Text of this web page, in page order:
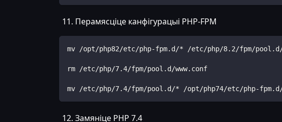
Перамясціце канфігурацыі PHP-FPM
mv /opt/php82/etc/php-fpm.d/* /etc/php/8.2/fpm/
rm /etc/php/7.4/fpm/pool.d/www.conf
mv /etc/php/7.4/fpm/pool.d/* /opt/php74/etc/php-
Замяніце PHP 7.4